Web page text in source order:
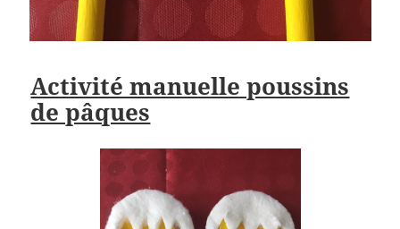
Activité manuelle poussins
de pâques